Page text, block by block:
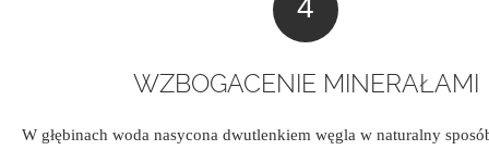
WZBOGACENIE MINERAŁAMI
W głębinach woda nasycona dwutlenkiem węgla w naturalny